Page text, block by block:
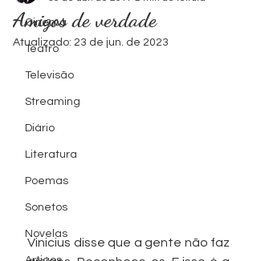
Série TV
Série TV
Série TV
Série TV
levam as
Ondas
Cinema
Cinema
Cinema
Foto by
Zacky
Barreto
Série TV
Série TV
Série TV
Série TV
levam as
Ondas
Cinema
Cinema
Cinema
Foto by
Zacky
Barreto
Cinema
Teatro
Televisão
Streaming
Diário
Literatura
Poemas
Sonetos
Novelas
Amigos de verdade
Atualizado: 23 de jun. de 2023
Vinicius disse que a gente não faz